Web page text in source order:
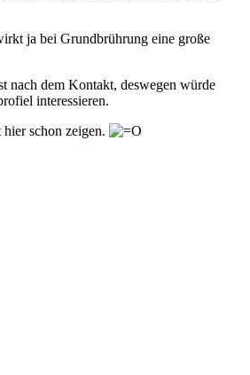
ja bei Grundbrührung eine große
nach dem Kontakt, deswegen würde
interessieren.
schon zeigen.